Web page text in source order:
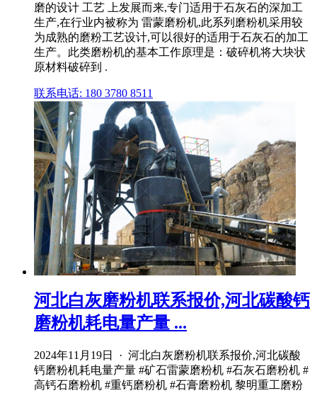
磨的设计 工艺 上发展而来,专门适用于石灰石的深加工
生产,在行业内被称为 雷蒙磨粉机,此系列磨粉机采用较
为成熟的磨粉工艺设计,可以很好的适用于石灰石的加工
生产。此类磨粉机的基本工作原理是：破碎机将大块状
原材料破碎到 .
联系电话: 180 3780 8511
河北白灰磨粉机联系报价,河北碳酸钙
磨粉机耗电量产量 ...
2024年11月19日 · 河北白灰磨粉机联系报价,河北碳酸
钙磨粉机耗电量产量 #矿石雷蒙磨粉机 #石灰石磨粉机 #
高钙石磨粉机 #重钙磨粉机 #石膏磨粉机 黎明重工磨粉